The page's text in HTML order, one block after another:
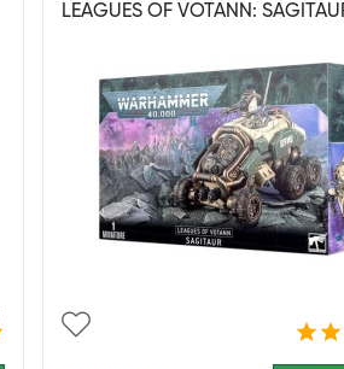
LEAGUES OF VOTANN: